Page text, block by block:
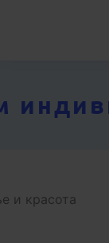
и красота